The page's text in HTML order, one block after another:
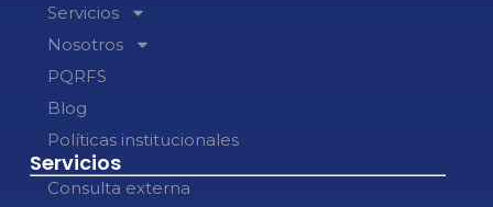
Servicios
Nosotros
PQRFS
Blog
Políticas institucionales
Servicios
Consulta externa